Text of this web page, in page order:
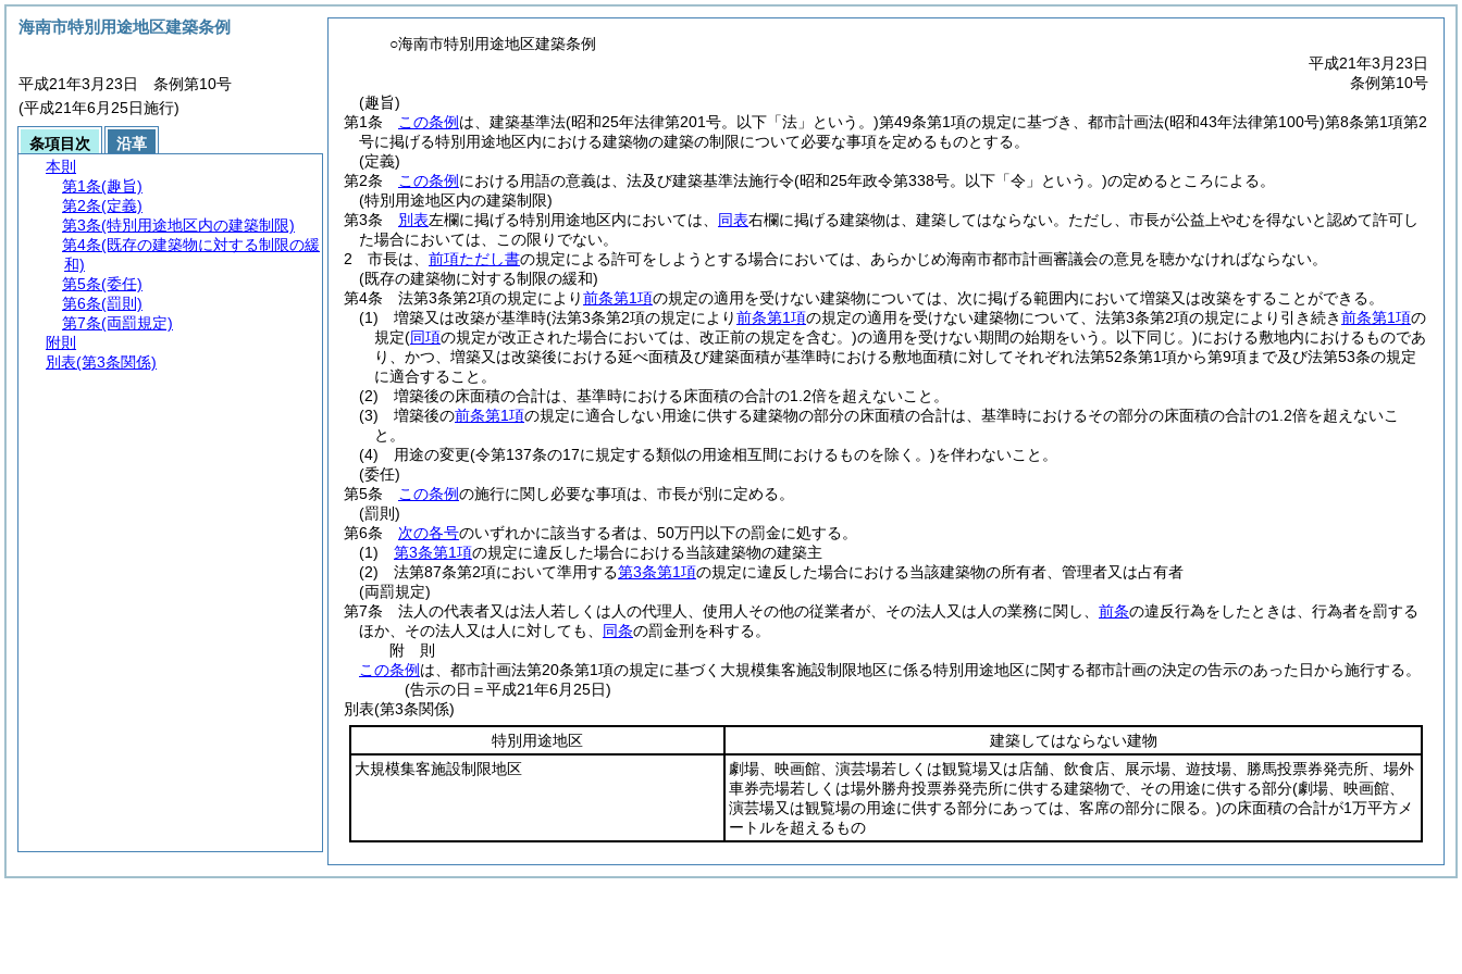
○海南市特別用途地区建築条例
平成21年3月23日
条例第10号
(趣旨)
第1条
この条例 は、建築基準法(昭和25年法律第201号。以下「法」という。)第49条第1項の規定に基づき、都市計画法(昭和43年法律第100号)第8条第1項第2
号に掲げる特別用途地区内における建築物の建築の制限について必要な事項を定めるものとする。
(定義)
第2条
この条例 における用語の意義は、法及び建築基準法施行令(昭和25年政令第338号。以下「令」という。)の定めるところによる。
(特別用途地区内の建築制限)
第3条
別表左欄に掲げる特別用途地区内においては、 同表右欄に掲げる建築物は、建築してはならない。 ただし、市長が公益上やむを得ないと認めて許可し
た場合においては、この限りでない。
2
市長は、 前項ただし書の規定による許可をしようとする場合においては、あらかじめ海南市都市計画審議会の意見を聴かなければならない。
(既存の建築物に対する制限の緩和)
第4条
法第3条第2項の規定により前条第1項の規定の適用を受けない建築物については、次に掲げる範囲内において増築又は改築をすることができる。
(1)
増築又は改築が基準時(法第3条第2項の規定により前条第1項の規定の適用を受けない建築物について、法第3条第2項の規定により引き続き前条第1項の
規定(同項の規定が改正された場合においては、改正前の規定を含む。)の適用を受けない期間の始期をいう。以下同じ。)における敷地内におけるものであ
り、かつ、増築又は改築後における延べ面積及び建築面積が基準時における敷地面積に対してそれぞれ法第52条第1項から第9項まで及び法第53条の規定
に適合すること。
(2)
増築後の床面積の合計は、基準時における床面積の合計の1.2倍を超えないこと。
(3)
増築後の前条第1項の規定に適合しない用途に供する建築物の部分の床面積の合計は、基準時におけるその部分の床面積の合計の1.2倍を超えないこ
と。
(4)
用途の変更(令第137条の17に規定する類似の用途相互間におけるものを除く。)を伴わないこと。
(委任)
第5条
この条例の施行に関し必要な事項は、市長が別に定める。
(罰則)
第6条
次の各号のいずれかに該当する者は、50万円以下の罰金に処する。
(1)
第3条第1項の規定に違反した場合における当該建築物の建築主
(2)
法第87条第2項において準用する第3条第1項の規定に違反した場合における当該建築物の所有者、管理者又は占有者
(両罰規定)
第7条
法人の代表者又は法人若しくは人の代理人、使用人その他の従業者が、その法人又は人の業務に関し、 前条の違反行為をしたときは、行為者を罰する
ほか、その法人又は人に対しても、 同条の罰金刑を科する。
附 則
この条例 は、都市計画法第20条第1項の規定に基づく大規模集客施設制限地区に係る特別用途地区に関する都市計画の決定の告示のあった日から施行する。
(告示の日＝平成21年6月25日)
別表(第3条関係)
特別用途地区
建築してはならない建物
大規模集客施設制限地区
劇場、映画館、演芸場若しくは観覧場又は店舗、飲食店、展示場、遊技場、勝馬投票券発売所、場外
車券売場若しくは場外勝舟投票券発売所に供する建築物で、その用途に供する部分(劇場、映画館、
演芸場又は観覧場の用途に供する部分にあっては、客席の部分に限る。)の床面積の合計が1万平方メ
ートルを超えるもの
海南市特別用途地区建築条例
平成21年3月23日 条例第10号
(平成21年6月25日施行)
条項目次
沿革
本則
第1条(趣旨)
第2条(定義)
第3条(特別用途地区内の建築制限)
第4条(既存の建築物に対する制限の緩
和)
第5条(委任)
第6条(罰則)
第7条(両罰規定)
附則
別表(第3条関係)